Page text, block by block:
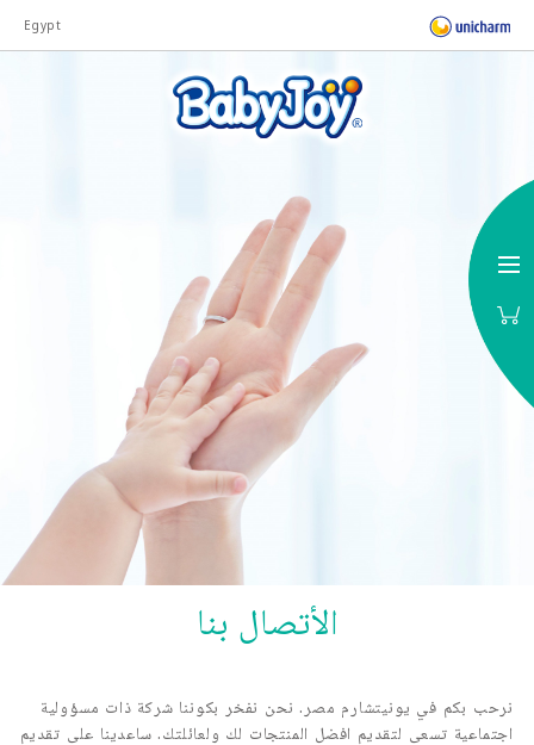
Egypt
الأتصال بنا
نرحب بكم في يونيتشارم مصر. نحن نفخر بكوننا شركة ذات مسؤولية
اجتماعية تسعى لتقديم افضل المنتجات لك ولعائلتك. ساعدينا على تقديم